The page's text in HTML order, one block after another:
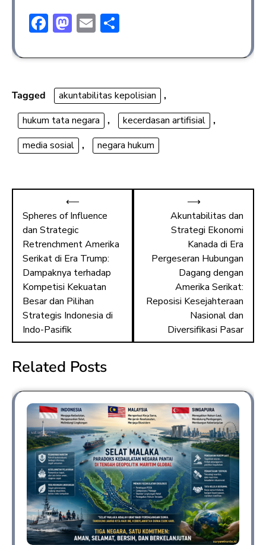
F
e
o
ok
M
st
d
o
n
E
ai ar
Tagged akuntabilitas kepolisian
,
hukum tata negara
, kecerdasan artifisial ,
media sosial , negara hukum
⟵
Spheres of Influence
dan Strategic
Retrenchment Amerika
Serikat di Era Trump:
Dampaknya terhadap
Kompetisi Kekuatan
Besar dan Pilihan
Strategis Indonesia di
Indo-Pasifik
Akuntabilitas dan
Strategi Ekonomi
Kanada di Era
Pergeseran Hubungan
Dagang dengan
Amerika Serikat:
Reposisi Kesejahteraan
Nasional dan
Diversifikasi Pasar
⟶
Related Posts